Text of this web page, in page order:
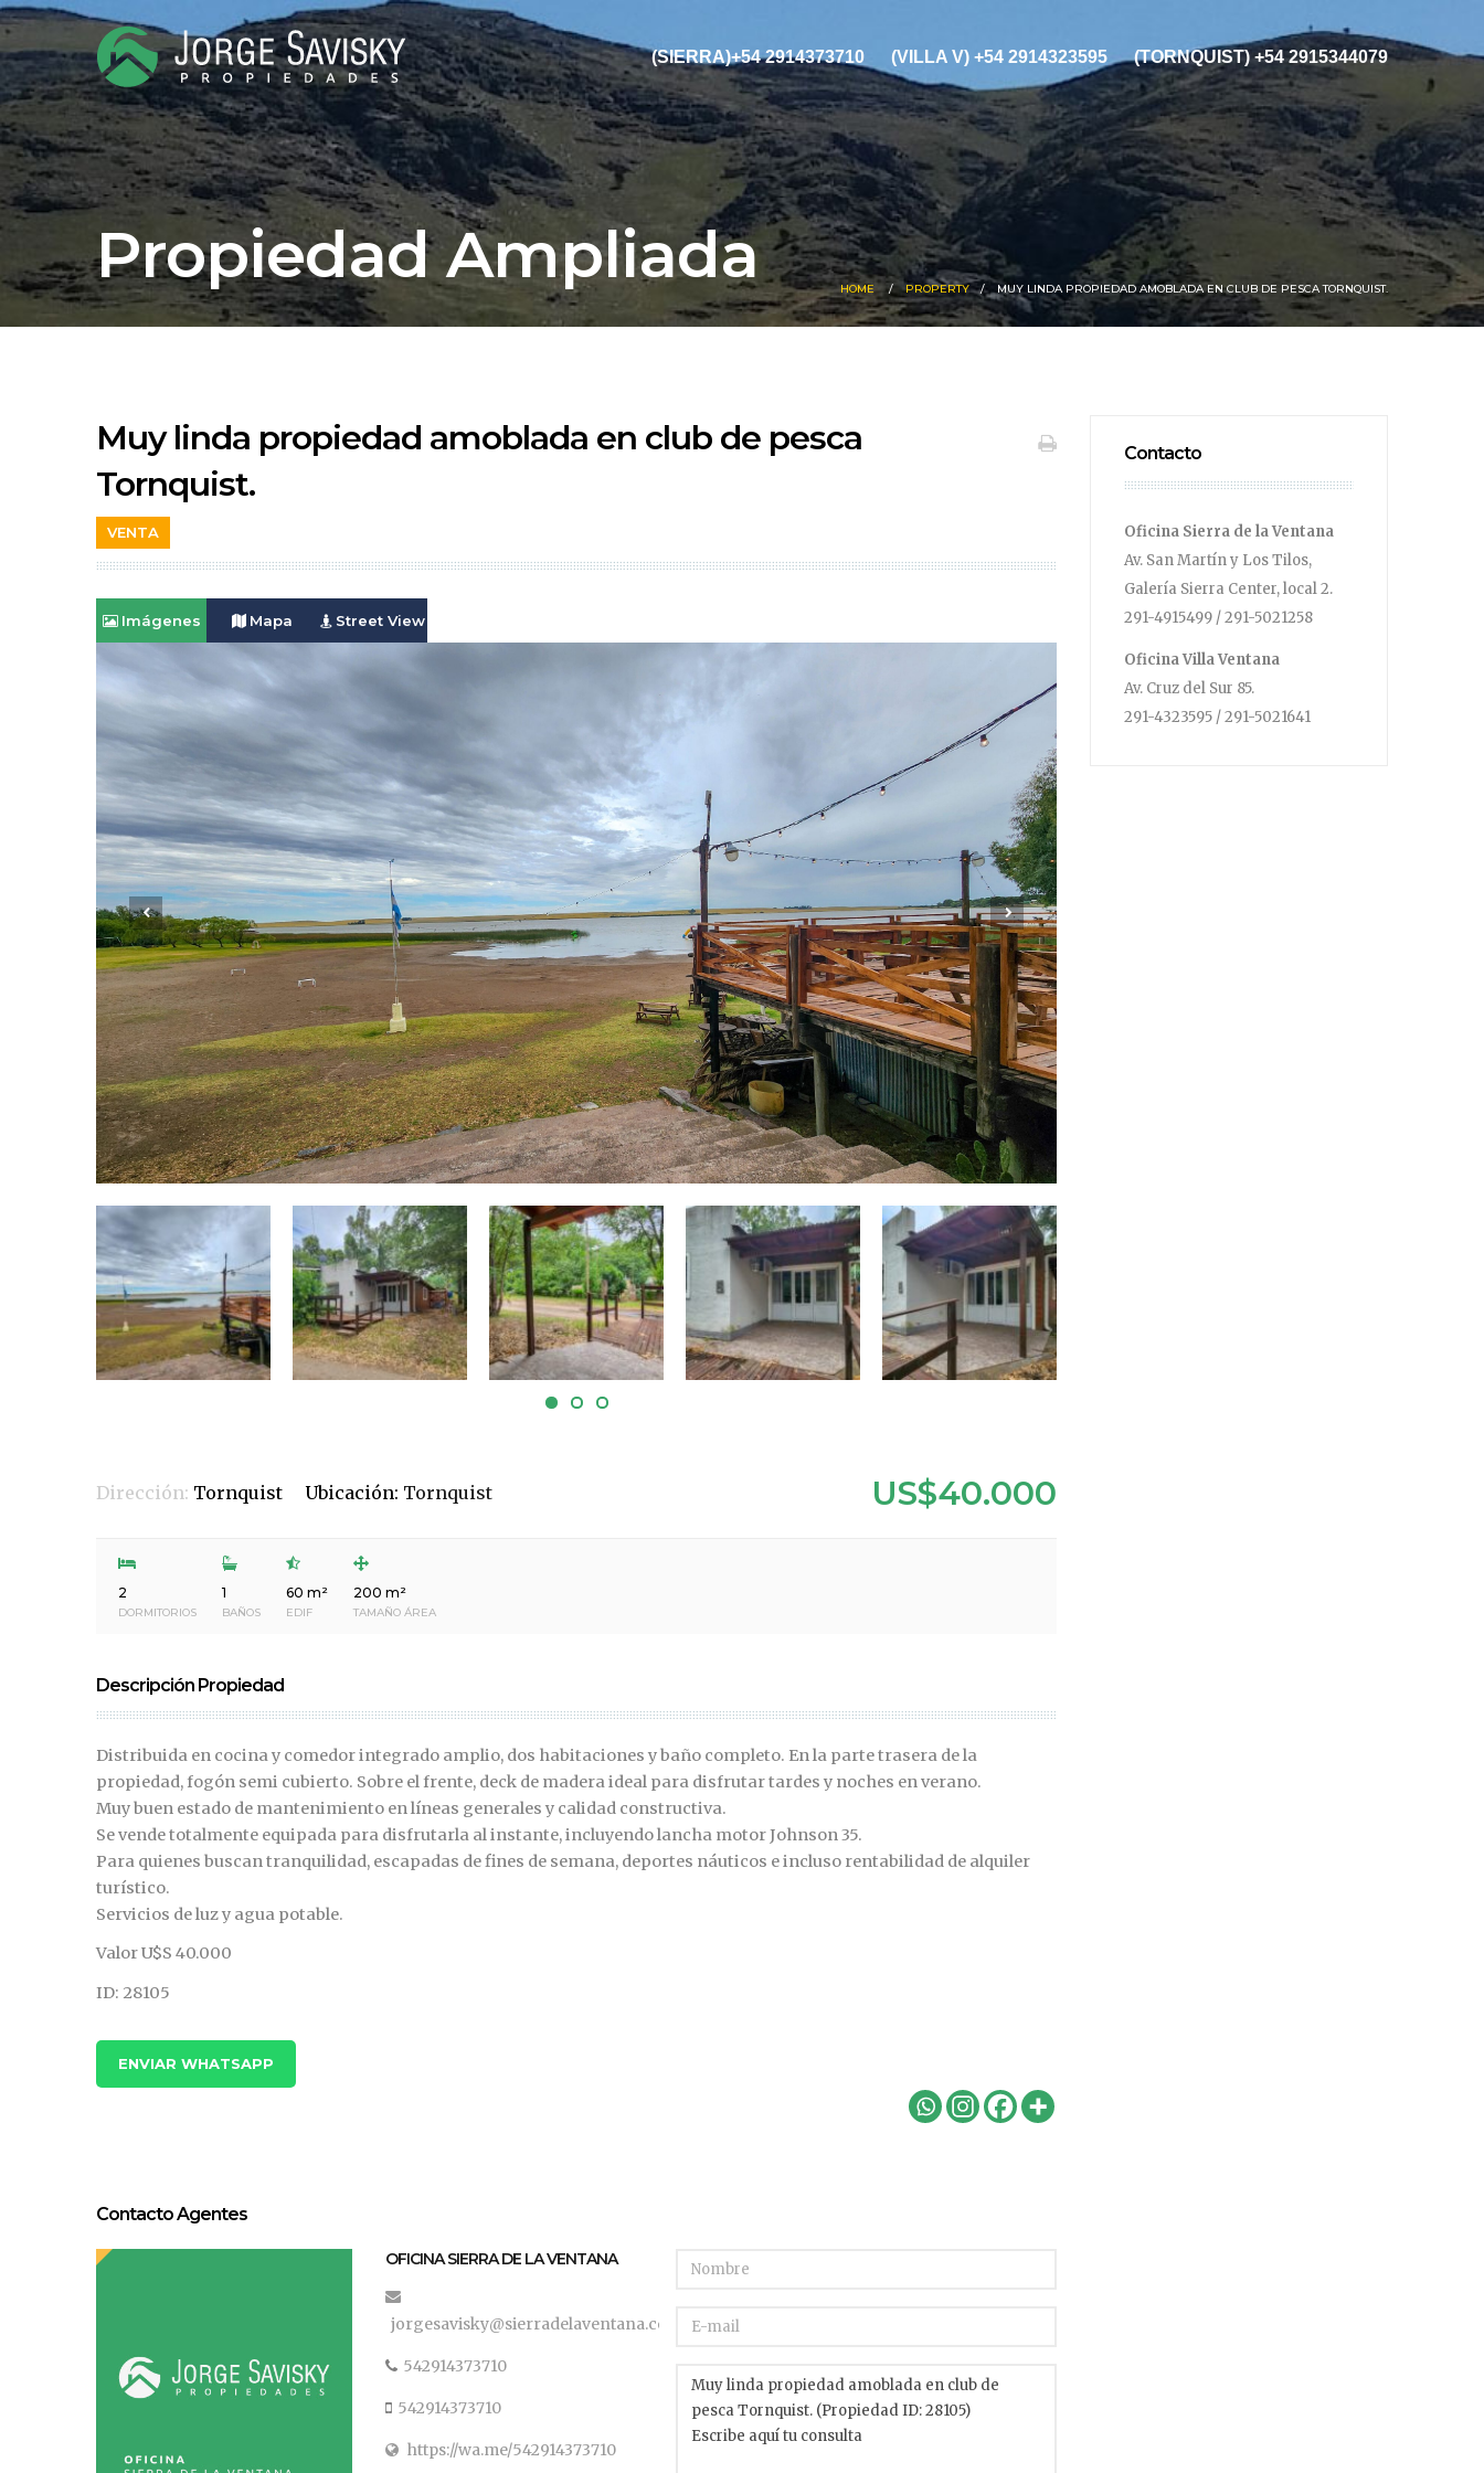
(SIERRA)+54 2914373710 (VILLA V) +54 2914323595 (TORNQUIST) +54 2915344079
Propiedad Ampliada HOME PROPERTY MUY LINDA PROPIEDAD AMOBLADA EN CLUB DE PESCA TORNQUIST.
Muy linda propiedad amoblada en club de pesca
Tornquist.
VENTA
Imágenes Mapa Street View
Dirección: Tornquist Ubicación: Tornquist US$40.000
2
DORMITORIOS
1
BAÑOS
60 m²
EDIF
200 m²
TAMAÑO ÁREA
Descripción Propiedad
Distribuida en cocina y comedor integrado amplio, dos habitaciones y baño completo. En la parte trasera de la
propiedad, fogón semi cubierto. Sobre el frente, deck de madera ideal para disfrutar tardes y noches en verano.
Muy buen estado de mantenimiento en líneas generales y calidad constructiva.
Se vende totalmente equipada para disfrutarla al instante, incluyendo lancha motor Johnson 35.
Para quienes buscan tranquilidad, escapadas de fines de semana, deportes náuticos e incluso rentabilidad de alquiler
turístico.
Servicios de luz y agua potable.
Valor U$S 40.000
ID: 28105
ENVIAR WHATSAPP
Contacto Agentes
OFICINA SIERRA DE LA VENTANA
jorgesavisky@sierradelaventana.com
542914373710
542914373710
https://wa.me/542914373710
Contacto
Oficina Sierra de la Ventana
Av. San Martín y Los Tilos,
Galería Sierra Center, local 2.
291-4915499 / 291-5021258
Oficina Villa Ventana
Av. Cruz del Sur 85.
291-4323595 / 291-5021641